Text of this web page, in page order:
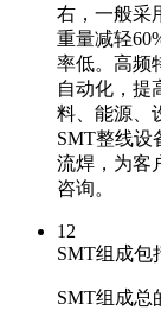
右，一般采
重量减轻
率低。高频
自动化，提
料、能源、
SMT整线设
流焊，为客
咨询。
12
SMT组成包
SMT组成总